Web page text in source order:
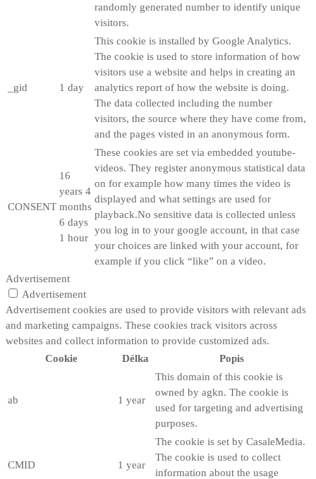
randomly generated number to identify unique
visitors.
_gid 1 day
This cookie is installed by Google Analytics.
The cookie is used to store information of how
visitors use a website and helps in creating an
analytics report of how the website is doing.
The data collected including the number
visitors, the source where they have come from,
and the pages visted in an anonymous form.
CONSENT
16
years 4
months
6 days
1 hour
These cookies are set via embedded youtube-
videos. They register anonymous statistical data
on for example how many times the video is
displayed and what settings are used for
playback.No sensitive data is collected unless
you log in to your google account, in that case
your choices are linked with your account, for
example if you click “like” on a video.
Advertisement
Advertisement
Advertisement cookies are used to provide visitors with relevant ads
and marketing campaigns. These cookies track visitors across
websites and collect information to provide customized ads.
Cookie
Délka Popis
ab 1 year
This domain of this cookie is
owned by agkn. The cookie is
used for targeting and advertising
purposes.
CMID 1 year
The cookie is set by CasaleMedia.
The cookie is used to collect
information about the usage